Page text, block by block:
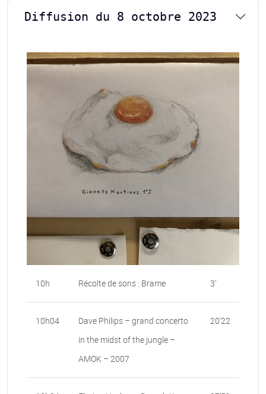
Diffusion du 8 octobre 2023
10h Récolte de sons : Brame 3’
10h04
Dave Philips – grand concerto
in the midst of the jungle –
AMOK – 2007
20’22